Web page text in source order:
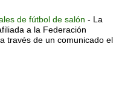
de fútbol de salón - La
a la Federación
través de un comunicado el